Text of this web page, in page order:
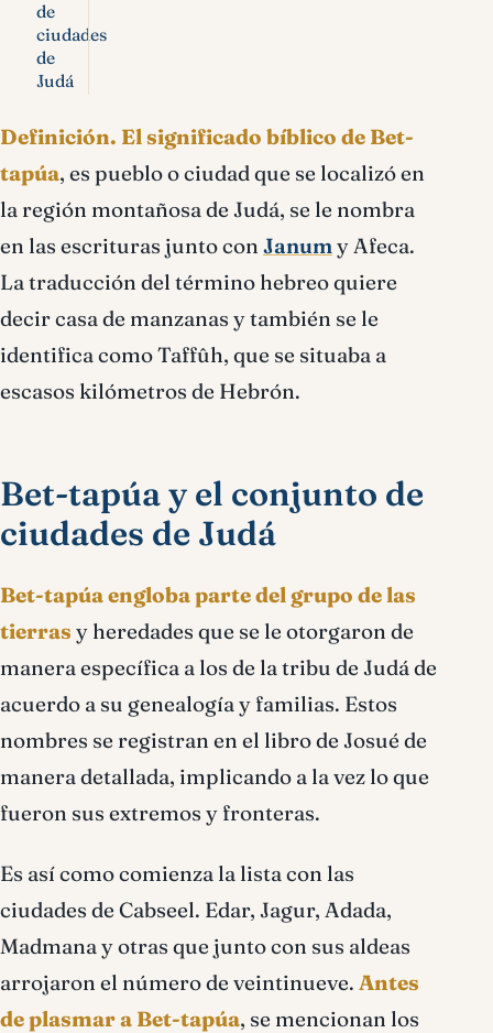
de
ciudades
de
Judá
Definición. El significado bíblico de Bet-
tapúa, es pueblo o ciudad que se localizó en
la región montañosa de Judá, se le nombra
en las escrituras junto con Janumy Afeca.
La traducción del término hebreo quiere
decir casa de manzanas y también se le
identifica como Taffûh, que se situaba a
escasos kilómetros de Hebrón.
Bet-tapúa y el conjunto de
ciudades de Judá
Bet-tapúa engloba parte del grupo de las
tierras y heredades que se le otorgaron de
manera específica a los de la tribu de Judá de
acuerdo a su genealogía y familias. Estos
nombres se registran en el libro de Josué de
manera detallada, implicando a la vez lo que
fueron sus extremos y fronteras.
Es así como comienza la lista con las
ciudades de Cabseel. Edar, Jagur, Adada,
Madmana y otras que junto con sus aldeas
arrojaron el número de veintinueve. Antes
de plasmar a Bet-tapúa, se mencionan los